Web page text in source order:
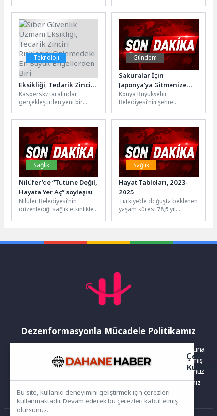
alanda dün akşam
saatlerinde yangın çıktı....
otellerinden olan Çeşme
Altınyunus'un eski...
Teknoloji
Siber Güvenlik Uzmanı
Eksikliği, Tedarik Zinciri
Risklerini Önlemedeki En
Büyük Engellerden Biri
Kaspersky tarafından
gerçekleştirilen yeni bir
BT güvenliği çalışanı
eksikliğinin ve küresel
organizasyonların...
Gündem
Sakuralar İçin
Japonya’ya Gitmenize
Gerek Yok; Konya’da
Sakura Mevsimi Başladı
Konya Büyükşehir
Belediyesi’nin şehre
Ladikli Ahmet Hüdai Parkı ve
Sakura Parkı’nda bulunan...
Sağlık
Nilüfer’de “Tütüne Değil,
Hayata Yer Aç” söyleşisi
Nilüfer Belediyesi’nin
düzenlediği sağlık etkinlikleri
denetimleri...
Sağlık
Hayat Tabloları, 2023-
2025
Türkiye’de doğuşta beklenen
yaşam süresi 78,5 yıl
Dezenformasyonla Mücadele Politikamız
Yayınlanan haberler doğruluk ilkesi gözetilerek hazırlanır. Buna
rağmen bazı içeriklerde eksik, hatalı veya güncelliğini yitirmiş
bilgiler bulunabilir.Yanlış veya yanıltıcı olduğunu düşündüğünüz
haberleri aşağıdaki iletişim kanallarından bize bildirebilirsiniz:
Çerez
Bu site, kullanıcı deneyimini geliştirmek için çerezleri
kullanmaktadır. Devam ederek bu çerezleri kabul etmiş
olursunuz.